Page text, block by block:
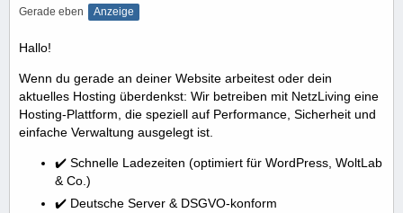
Gerade eben Anzeige
Hallo!
Wenn du gerade an deiner Website arbeitest oder dein
aktuelles Hosting überdenkst: Wir betreiben mit NetzLiving eine
Hosting-Plattform, die speziell auf Performance, Sicherheit und
einfache Verwaltung ausgelegt ist.
✔️ Schnelle Ladezeiten (optimiert für WordPress, WoltLab
& Co.)
✔️ Deutsche Server & DSGVO-konform